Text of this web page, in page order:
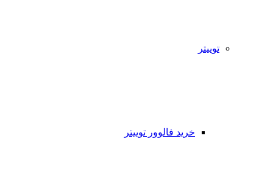
توییتر
خرید فالوور توییتر